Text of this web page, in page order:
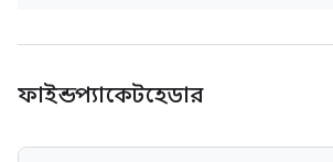
ফাইন্ডপ্যাকেটহেডার